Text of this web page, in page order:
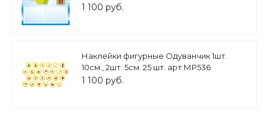
2 кармана А5 арт.П1428
1 100 руб.
Наклейки фигурные Одуванчик 1шт.
10см., 2шт. 5см. 25 шт. арт.МР536
1 100 руб.